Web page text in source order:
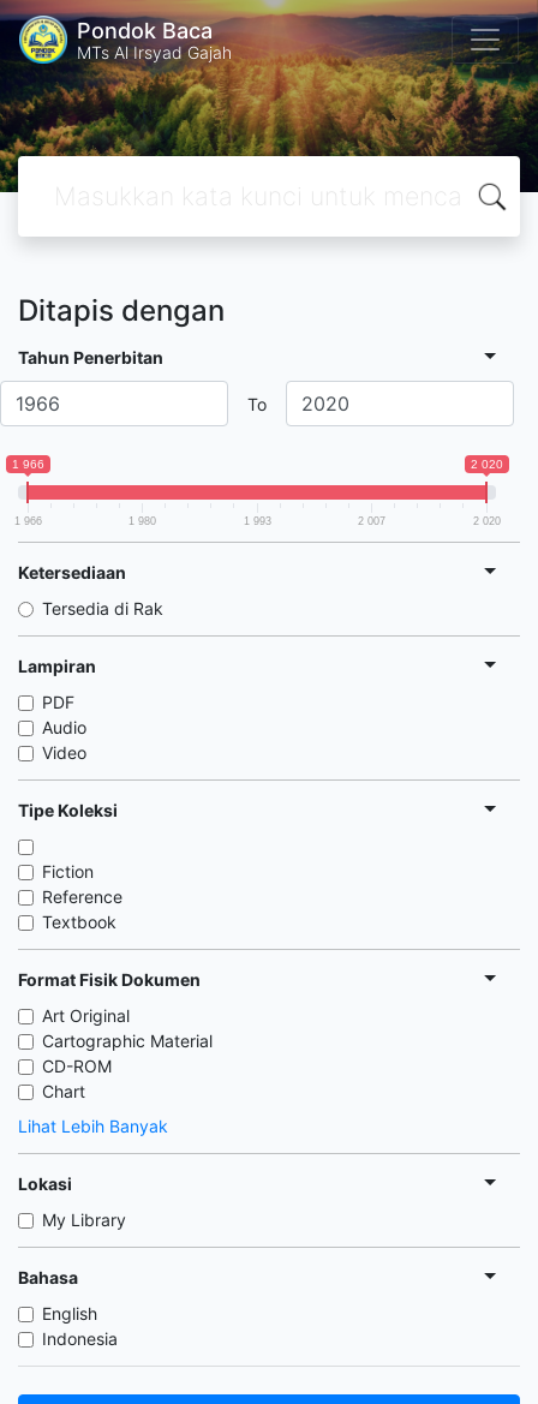
Pondok Baca
MTs Al Irsyad Gajah
Ditapis dengan
Tahun Penerbitan
To
1 966 2 020
1 966 1 980 1 993 2 007 2 020
Ketersediaan
Tersedia di Rak
Lampiran
PDF
Audio
Video
Tipe Koleksi
Fiction
Reference
Textbook
Format Fisik Dokumen
Art Original
Cartographic Material
CD-ROM
Chart
Lihat Lebih Banyak
Lokasi
My Library
Bahasa
English
Indonesia